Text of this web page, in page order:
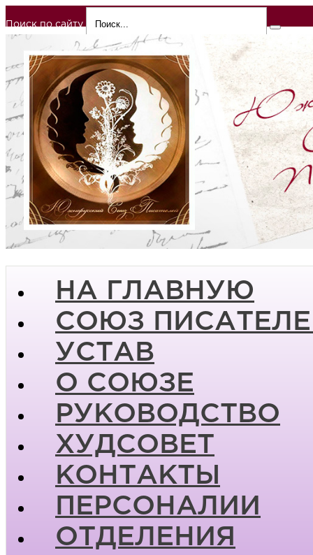
Поиск по сайту
НА ГЛАВНУЮ
СОЮЗ
УСТАВ
О СОЮЗЕ
РУКОВОДСТВО
ХУДСОВЕТ
КОНТАКТЫ
ПЕРСОНАЛИИ
ОТДЕЛЕНИЯ